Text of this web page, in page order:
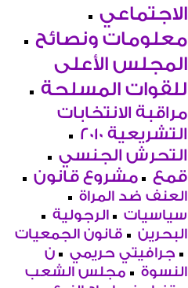
الاجتماعي
معلومات ونصائح
المجلس الأعلى
للقوات المسلحة
مراقبة الانتخابات
التشريعية 2010
التحرش الجنسي
قمع
مشروع قانون
العنف ضد المراة
سياسيات
الرجولية
البحرين
قانون الجمعيات
جرافيتي حريمي
ن
النسوة
مجلس الشعب